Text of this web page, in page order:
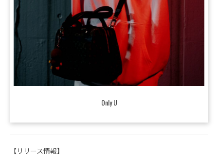
Only U
【リリース情報】